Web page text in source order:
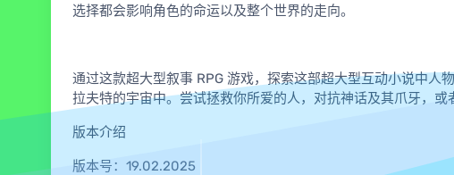
选择都会影响角色的命运以及整个世界的走向。
通过这款超大型叙事 RPG 游戏，探索这部超大型互动小说中人
拉夫特的宇宙中。尝试拯救你所爱的人，对抗神话及其爪牙，
版本介绍
版本号：19.02.2025